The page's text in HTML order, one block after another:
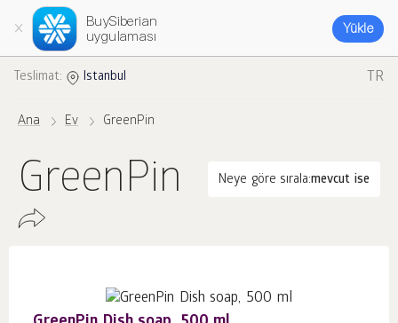
BuySiberian
uygulaması
Yükle
Teslimat: Istanbul TR
Ana Ev GreenPin
GreenPin Neye göre sırala:mevcut ise